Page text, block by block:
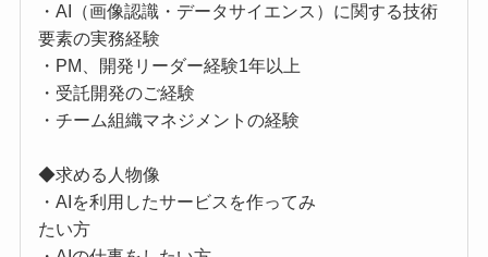
・AI（画像認識・データサイエンス）に関する技術
要素の実務経験
・PM、開発リーダー経験1年以上
・受託開発のご経験
・チーム組織マネジメントの経験
◆求める人物像
・AIを利用したサービスを作ってみ
たい方